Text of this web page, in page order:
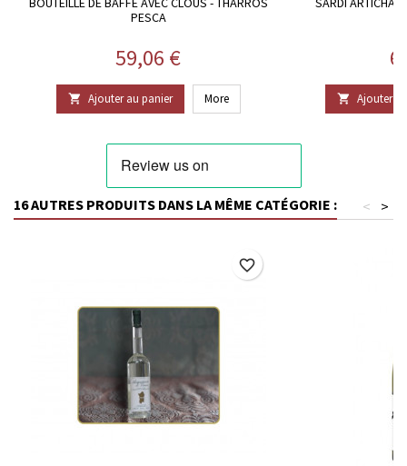
PESCA
Prix
59,06 €
 Ajouter au panier More  Ajouter
16 AUTRES PRODUITS DANS LA MÊME CATÉGORIE : >
<
favorite_border